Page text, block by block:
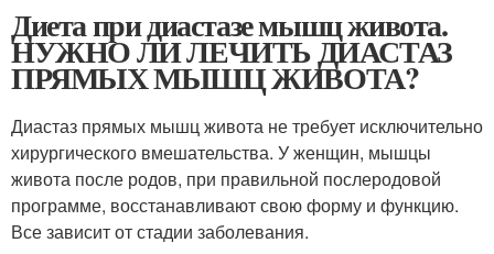
Диета при диастазе мышц живота.
НУЖНО ЛИ ЛЕЧИТЬ ДИАСТАЗ
ПРЯМЫХ МЫШЦ ЖИВОТА?
Диастаз прямых мышц живота не требует исключительно
хирургического вмешательства. У женщин, мышцы
живота после родов, при правильной послеродовой
программе, восстанавливают свою форму и функцию.
Все зависит от стадии заболевания.